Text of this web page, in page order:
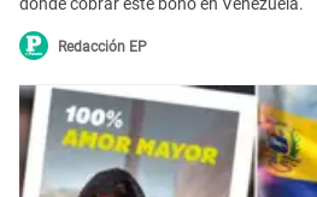
donde cobrar este bono en Venezuela.
Redacción EP